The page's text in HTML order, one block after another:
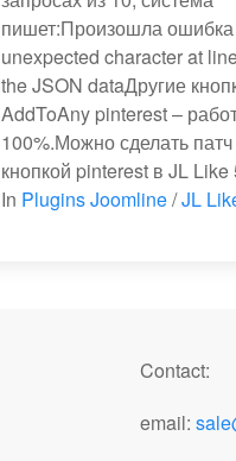
пишет:Произошла ошибка
unexpected character at
the JSON dataДругие
AddToAny pinterest –
100%.Можно сделать
кнопкой pinterest в JL Like
In Plugins Joomline/JL
Contact:
email: